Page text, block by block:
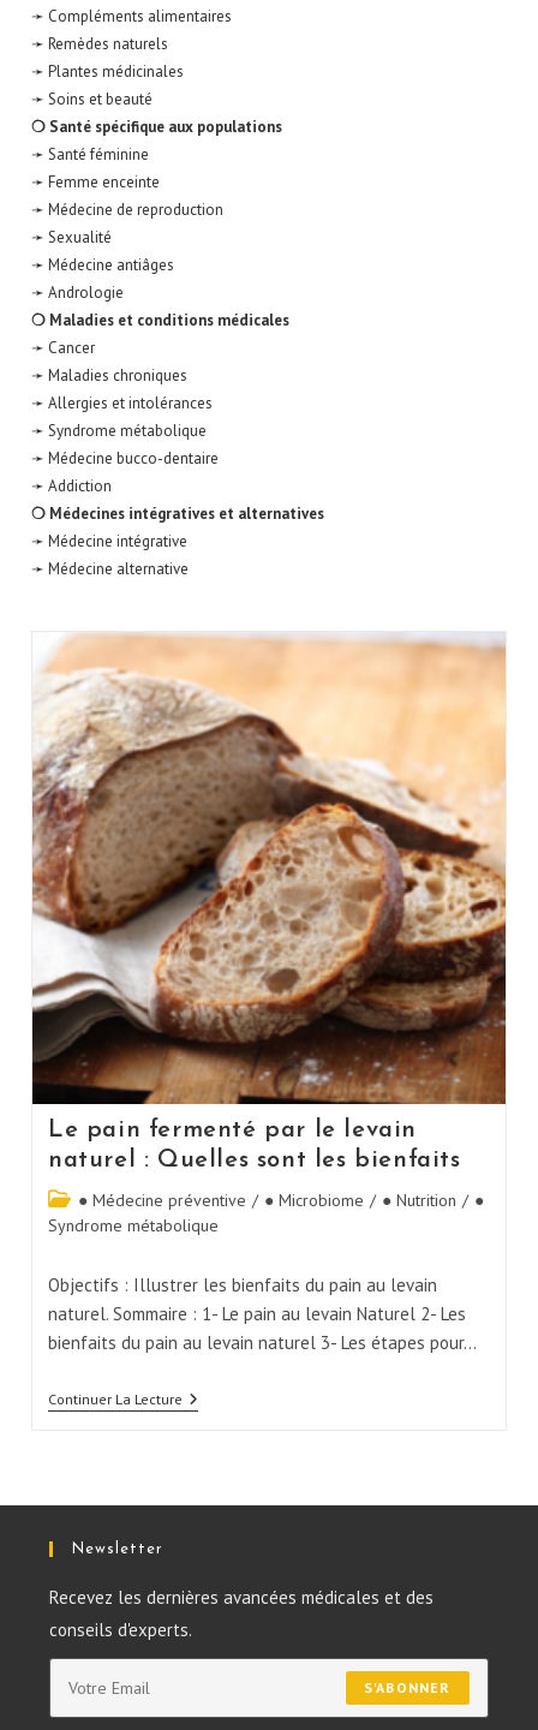
➛ Compléments alimentaires
➛ Remèdes naturels
➛ Plantes médicinales
➛ Soins et beauté
❍ Santé spécifique aux populations
➛ Santé féminine
➛ Femme enceinte
➛ Médecine de reproduction
➛ Sexualité
➛ Médecine antiâges
➛ Andrologie
❍ Maladies et conditions médicales
➛ Cancer
➛ Maladies chroniques
➛ Allergies et intolérances
➛ Syndrome métabolique
➛ Médecine bucco-dentaire
➛ Addiction
❍ Médecines intégratives et alternatives
➛ Médecine intégrative
➛ Médecine alternative
Le pain fermenté par le levain
naturel : Quelles sont les bienfaits
● Médecine préventive / ● Microbiome / ● Nutrition / ●
Syndrome métabolique
Objectifs : Illustrer les bienfaits du pain au levain
naturel. Sommaire : 1- Le pain au levain Naturel 2- Les
bienfaits du pain au levain naturel 3- Les étapes pour…
Continuer La Lecture
Newsletter
Recevez les dernières avancées médicales et des
conseils d'experts.
S'ABONNER